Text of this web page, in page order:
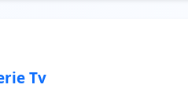
Tv